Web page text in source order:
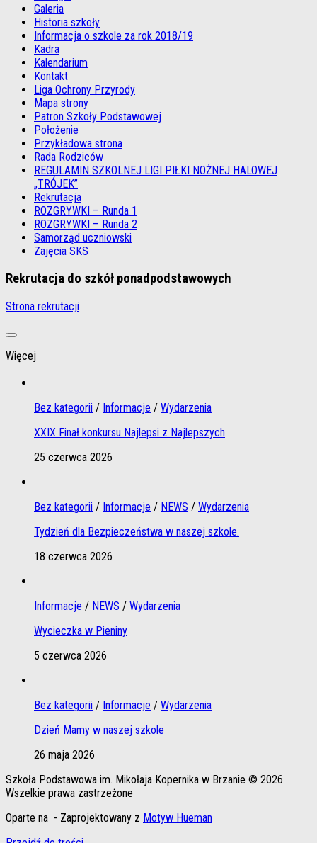
Galeria
Historia szkoły
Informacja o szkole za rok 2018/19
Kadra
Kalendarium
Kontakt
Liga Ochrony Przyrody
Mapa strony
Patron Szkoły Podstawowej
Położenie
Przykładowa strona
Rada Rodziców
REGULAMIN SZKOLNEJ LIGI PIŁKI NOŻNEJ HALOWEJ
„TRÓJEK”
Rekrutacja
ROZGRYWKI – Runda 1
ROZGRYWKI – Runda 2
Samorząd uczniowski
Zajęcia SKS
Rekrutacja do szkół ponadpodstawowych
Strona rekrutacji
Więcej
Bez kategorii / Informacje / Wydarzenia
XXIX Finał konkursu Najlepsi z Najlepszych
25 czerwca 2026
Bez kategorii / Informacje / NEWS / Wydarzenia
Tydzień dla Bezpieczeństwa w naszej szkole.
18 czerwca 2026
Informacje / NEWS / Wydarzenia
Wycieczka w Pieniny
5 czerwca 2026
Bez kategorii / Informacje / Wydarzenia
Dzień Mamy w naszej szkole
26 maja 2026
Szkoła Podstawowa im. Mikołaja Kopernika w Brzanie © 2026.
Wszelkie prawa zastrzeżone
Oparte na - Zaprojektowany z Motyw Hueman